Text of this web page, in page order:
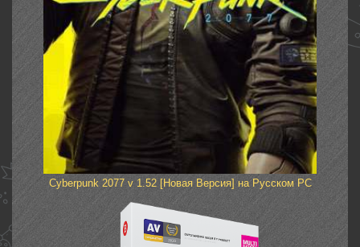
Cyberpunk 2077 v 1.52 [Новая Версия] на Русском PC